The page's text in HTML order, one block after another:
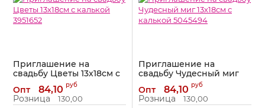
Приглашение на
свадьбу Цветы 13х18см с
калькой 3951652
Артикул: 3951652
Опт 84,10 руб
Розница 130,00
Приглашение на
свадьбу Чудесный миг
13х18см с калькой
5045494
Артикул: 5045494
Опт 84,10 руб
Розница 130,00